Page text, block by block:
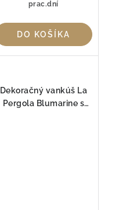
prac.dní
DO KOŠÍKA
Dekoračný vankúš La
Pergola Blumarine s